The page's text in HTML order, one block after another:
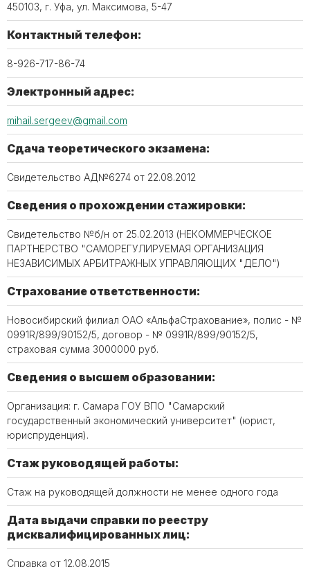
450103, г. Уфа, ул. Максимова, 5-47
Контактный телефон:
8-926-717-86-74
Электронный адрес:
mihail.sergeev@gmail.com
Сдача теоретического экзамена:
Свидетельство АД№6274 от 22.08.2012
Сведения о прохождении стажировки:
Свидетельство №б/н от 25.02.2013 (НЕКОММЕРЧЕСКОЕ
ПАРТНЕРСТВО "САМОРЕГУЛИРУЕМАЯ ОРГАНИЗАЦИЯ
НЕЗАВИСИМЫХ АРБИТРАЖНЫХ УПРАВЛЯЮЩИХ "ДЕЛО")
Страхование ответственности:
Новосибирский филиал ОАО «АльфаСтрахование», полис - №
0991R/899/90152/5, договор - № 0991R/899/90152/5,
страховая сумма 3000000 руб.
Сведения о высшем образовании:
Организация: г. Самара ГОУ ВПО "Самарский
государственный экономический университет" (юрист,
юриспруденция).
Стаж руководящей работы:
Стаж на руководящей должности не менее одного года
Дата выдачи справки по реестру
дисквалифицированных лиц:
Справка от 12.08.2015